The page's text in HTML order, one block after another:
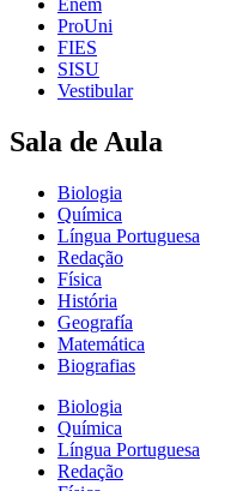
Enem
ProUni
FIES
SISU
Vestibular
Sala de Aula
Biologia
Química
Língua Portuguesa
Redação
Física
História
Geografía
Matemática
Biografias
Biologia
Química
Língua Portuguesa
Redação